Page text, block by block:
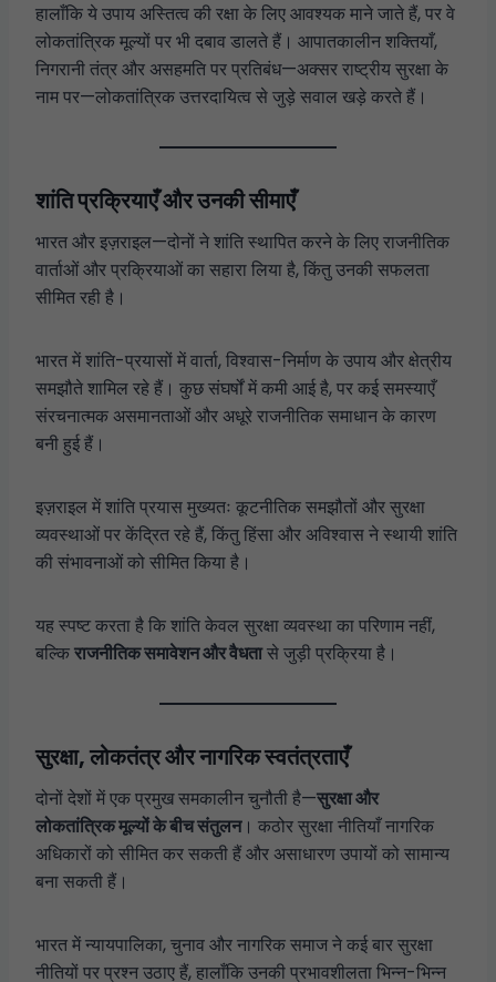
हालाँकि ये उपाय अस्तित्व की रक्षा के लिए आवश्यक माने जाते हैं, पर वे
लोकतांत्रिक मूल्यों पर भी दबाव डालते हैं। आपातकालीन शक्तियाँ,
निगरानी तंत्र और असहमति पर प्रतिबंध—अक्सर राष्ट्रीय सुरक्षा के
नाम पर—लोकतांत्रिक उत्तरदायित्व से जुड़े सवाल खड़े करते हैं।
शांति प्रक्रियाएँ और उनकी सीमाएँ
भारत और इज़राइल—दोनों ने शांति स्थापित करने के लिए राजनीतिक
वार्ताओं और प्रक्रियाओं का सहारा लिया है, किंतु उनकी सफलता
सीमित रही है।
भारत में शांति-प्रयासों में वार्ता, विश्वास-निर्माण के उपाय और क्षेत्रीय
समझौते शामिल रहे हैं। कुछ संघर्षों में कमी आई है, पर कई समस्याएँ
संरचनात्मक असमानताओं और अधूरे राजनीतिक समाधान के कारण
बनी हुई हैं।
इज़राइल में शांति प्रयास मुख्यतः कूटनीतिक समझौतों और सुरक्षा
व्यवस्थाओं पर केंद्रित रहे हैं, किंतु हिंसा और अविश्वास ने स्थायी शांति
की संभावनाओं को सीमित किया है।
यह स्पष्ट करता है कि शांति केवल सुरक्षा व्यवस्था का परिणाम नहीं,
बल्किराजनीतिक समावेशन और वैधतासे जुड़ी प्रक्रिया है।
सुरक्षा, लोकतंत्र और नागरिक स्वतंत्रताएँ
दोनों देशों में एक प्रमुख समकालीन चुनौती है—सुरक्षा और
लोकतांत्रिक मूल्यों के बीच संतुलन। कठोर सुरक्षा नीतियाँ नागरिक
अधिकारों को सीमित कर सकती हैं और असाधारण उपायों को सामान्य
बना सकती हैं।
भारत में न्यायपालिका, चुनाव और नागरिक समाज ने कई बार सुरक्षा
नीतियों पर प्रश्न उठाए हैं, हालाँकि उनकी प्रभावशीलता भिन्न-भिन्न